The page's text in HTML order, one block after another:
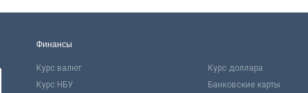
Финансы
Курс валют Курс доллара
Курс НБУ
Банковские карты